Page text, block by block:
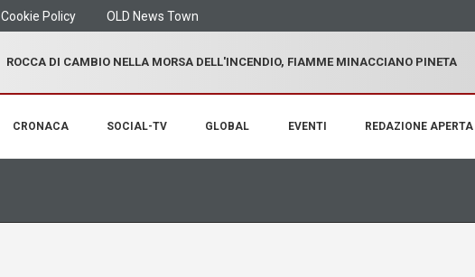
Cookie Policy OLD News Town
ROCCA DI CAMBIO NELLA MORSA DELL'INCENDIO, FIAMME MINACCIANO PINETA
CRONACA SOCIAL-TV GLOBAL EVENTI REDAZIONE APERTA